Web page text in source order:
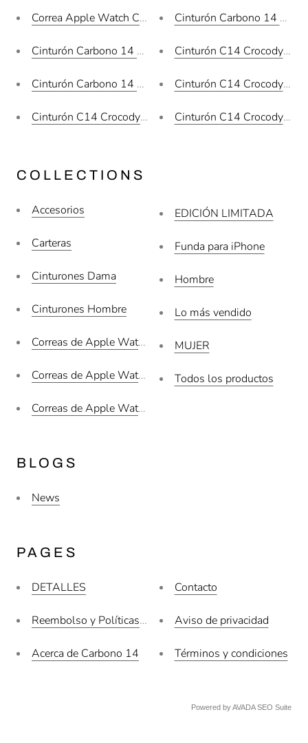
Correa Apple Watch Crocodylus Moreletii Camel -
Cinturón Carbono 14 Crocodylus Moreletii Cognac /
Cinturón Carbono 14 Crocodylus Moreletii Negro /
Cinturón C14 Crocodylus Moreletii Camel / Hebilla Oro
Cinturón Carbono 14
Cinturón C14 Crocodylus
Cinturón C14 Crocodylus
Cinturón C14 Crocodylus
COLLECTIONS
Accesorios
Carteras
Cinturones Dama
Cinturones Hombre
Correas de Apple Watch
Correas de Apple Watch Dama
Correas de Apple Watch Hombre
EDICIÓN LIMITADA
Funda para iPhone
Hombre
Lo más vendido
MUJER
Todos los productos
BLOGS
News
PAGES
DETALLES
Reembolso y Políticas de Cancelación
Acerca de Carbono 14
Contacto
Aviso de privacidad
Términos y condiciones
Powered byAVADA SEO Suite